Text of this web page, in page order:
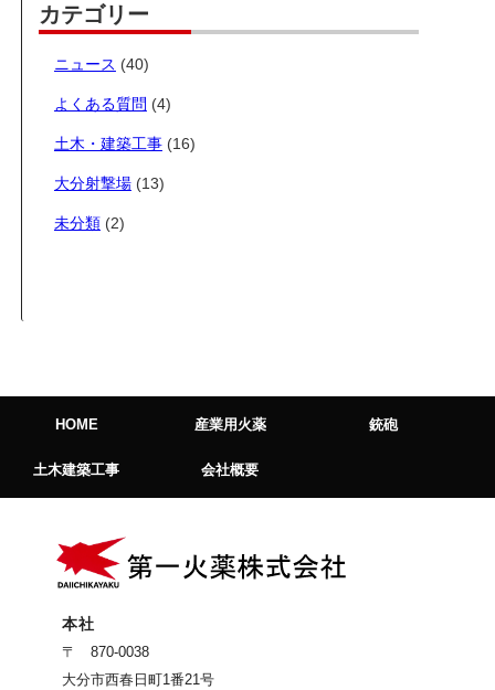
カテゴリー
ニュース (40)
よくある質問 (4)
土木・建築工事(16)
大分射撃場(13)
未分類(2)
HOME 産業用火薬 銃砲
土木建築工事 会社概要
本社
〒 870-0038
大分市西春日町1番21号